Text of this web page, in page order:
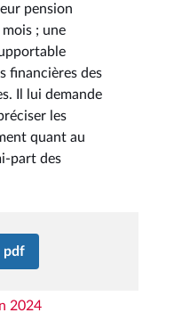
pension
; une
financières des
Il lui demande
les
quant au
part des
pdf
2024